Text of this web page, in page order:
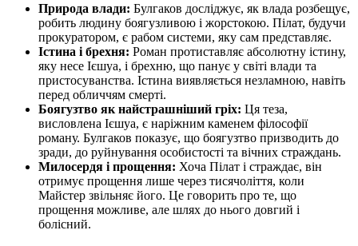
Природа влади: Булгаков досліджує, як влада розбещує,
робить людину боягузливою і жорстокою. Пілат, будучи
прокуратором, є рабом системи, яку сам представляє.
Істина і брехня: Роман протиставляє абсолютну істину,
яку несе Ієшуа, і брехню, що панує у світі влади та
пристосуванства. Істина виявляється незламною, навіть
перед обличчям смерті.
Боягузтво як найстрашніший гріх: Ця теза,
висловлена Ієшуа, є наріжним каменем філософії
роману. Булгаков показує, що боягузтво призводить до
зради, до руйнування особистості та вічних страждань.
Милосердя і прощення: Хоча Пілат і страждає, він
отримує прощення лише через тисячоліття, коли
Майстер звільняє його. Це говорить про те, що
прощення можливе, але шлях до нього довгий і
болісний.